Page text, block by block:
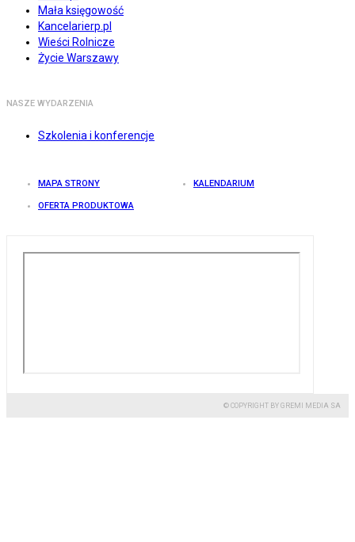
Mała księgowość
Kancelarierp.pl
Wieści Rolnicze
Życie Warszawy
NASZE WYDARZENIA
Szkolenia i konferencje
MAPA STRONY KALENDARIUM
OFERTA PRODUKTOWA
© COPYRIGHT BY GREMI MEDIA SA